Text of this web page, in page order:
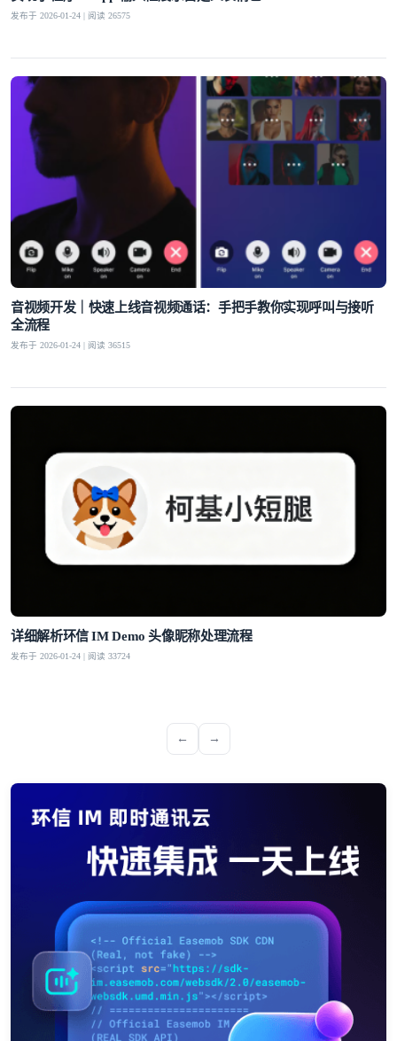
发布于 2026-01-24 | 阅读 26575
音视频开发｜快速上线音视频通话：手把手教你实现呼叫与接听
全流程
发布于 2026-01-24 | 阅读 36515
详细解析环信 IM Demo 头像昵称处理流程
发布于 2026-01-24 | 阅读 33724
← →
我已阅读并同意 通讯云服务条款 和通讯云隐私政策
登录即时通讯云
登录客服云